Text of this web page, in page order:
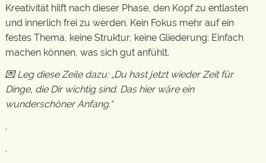
Kreativität hilft nach dieser Phase, den Kopf zu entlasten
und innerlich frei zu werden. Kein Fokus mehr auf ein
festes Thema, keine Struktur, keine Gliederung: Einfach
machen können, was sich gut anfühlt.
💌 Leg diese Zeile dazu: „Du hast jetzt wieder Zeit für
Dinge, die Dir wichtig sind. Das hier wäre ein
wunderschöner Anfang.“
.
.